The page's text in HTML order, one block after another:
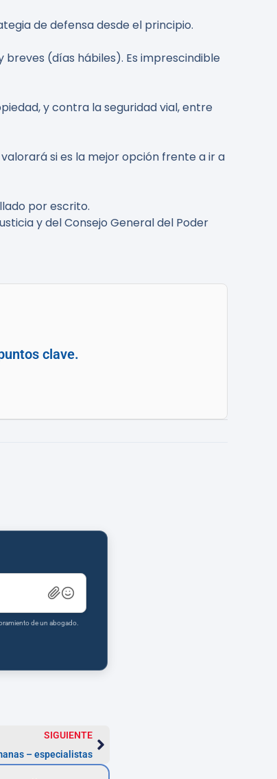
de defensa desde el principio.
(días hábiles). Es imprescindible
y contra la seguridad vial, entre
si es la mejor opción frente a ir a
por escrito.
y del Consejo General del Poder
clave.
de un abogado.
SIGUIENTE
– especialistas